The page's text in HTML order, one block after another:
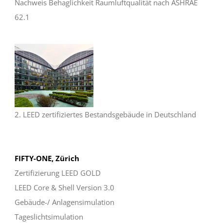
Nachweis Behaglichkeit Raumluftqualität nach ASHRAE
62.1
2. LEED zertifiziertes Bestandsgebäude in Deutschland
FIFTY-ONE, Zürich
Zertifizierung LEED GOLD
LEED Core & Shell Version 3.0
Gebäude-/ Anlagensimulation
Tageslichtsimulation